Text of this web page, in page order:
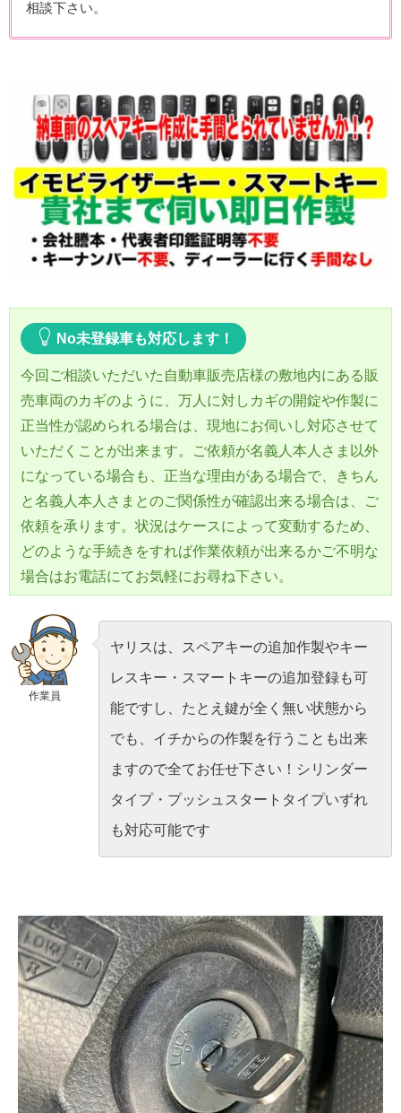
相談下さい。
No未登録車も対応します！
今回ご相談いただいた自動車販売店様の敷地内にある販
売車両のカギのように、万人に対しカギの開錠や作製に
正当性が認められる場合は、現地にお伺いし対応させて
いただくことが出来ます。ご依頼が名義人本人さま以外
になっている場合も、正当な理由がある場合で、きちん
と名義人本人さまとのご関係性が確認出来る場合は、ご
依頼を承ります。状況はケースによって変動するため、
どのような手続きをすれば作業依頼が出来るかご不明な
場合はお電話にてお気軽にお尋ね下さい。
作業員
ヤリスは、スペアキーの追加作製やキー
レスキー・スマートキーの追加登録も可
能ですし、たとえ鍵が全く無い状態から
でも、イチからの作製を行うことも出来
ますので全てお任せ下さい！シリンダー
タイプ・プッシュスタートタイプいずれ
も対応可能です